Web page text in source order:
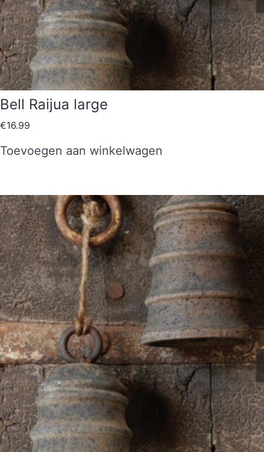
Bell Raijua large
€16.99
Toevoegen aan winkelwagen